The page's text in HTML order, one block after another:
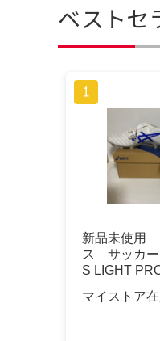
ベストセ
新品未使用
ス サッカー
S LIGHT
マイストア在